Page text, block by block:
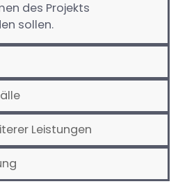
des Projekts
sollen.
Leistungen